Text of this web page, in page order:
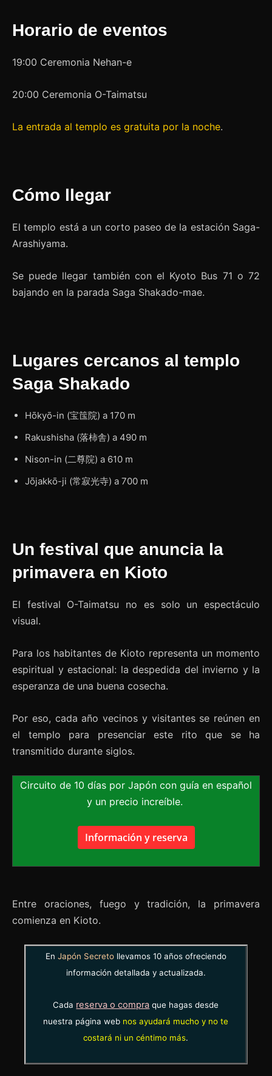
Horario de eventos
19:00 Ceremonia Nehan-e
20:00 Ceremonia O-Taimatsu
La entrada al templo es gratuita por la noche.
Cómo llegar
El templo está a un corto paseo de la estación Saga-
Arashiyama.
Se puede llegar también con el Kyoto Bus 71 o 72
bajando en la parada Saga Shakado-mae.
Lugares cercanos al templo
Saga Shakado
Hōkyō-in (宝筺院) a 170 m
Rakushisha (落柿舎) a 490 m
Nison-in (二尊院) a 610 m
Jōjakkō-ji (常寂光寺‎) a 700 m
Un festival que anuncia la
primavera en Kioto
El festival O-Taimatsu no es solo un espectáculo
visual.
Para los habitantes de Kioto representa un momento
espiritual y estacional: la despedida del invierno y la
esperanza de una buena cosecha.
Por eso, cada año vecinos y visitantes se reúnen en
el templo para presenciar este rito que se ha
transmitido durante siglos.
Circuito de 10 días por Japón con guía en español
y un precio increíble.
Información y reserva
Entre oraciones, fuego y tradición, la primavera
comienza en Kioto.
En Japón Secretollevamos 10 años ofreciendo
información detallada y actualizada.
Cada reserva o compra que hagas desde
nuestra página web nos ayudará mucho y no te
costará ni un céntimo más.